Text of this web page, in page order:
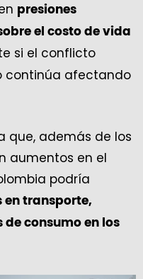
presiones
el costo de vida
si el conflicto
continúa afectando
que, además de los
aumentos en el
podría
en transporte,
consumo en los